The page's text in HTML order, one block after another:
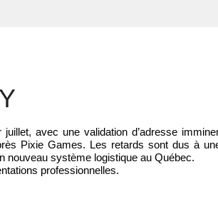
avec une validation d’adresse
Pixie Games. Les retards sont dus à
nouveau système logistique au Québec.
professionnelles.